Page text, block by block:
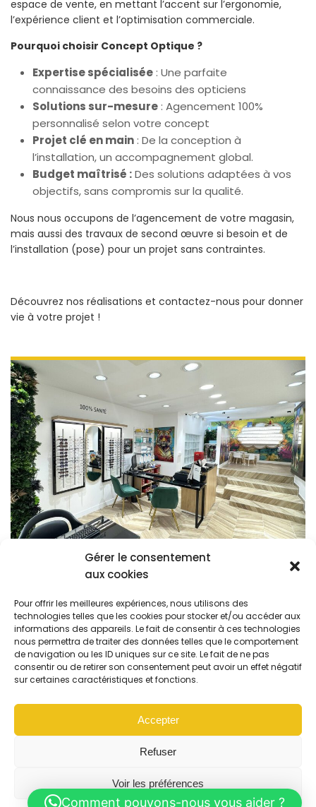
Gérer le consentement
aux cookies
Pour offrir les meilleures expériences, nous utilisons des
technologies telles que les cookies pour stocker et/ou accéder aux
informations des appareils. Le fait de consentir à ces technologies
nous permettra de traiter des données telles que le comportement
de navigation ou les ID uniques sur ce site. Le fait de ne pas
consentir ou de retirer son consentement peut avoir un effet négatif
sur certaines caractéristiques et fonctions.
Accepter
Refuser
Voir les préférences
espace de vente, en mettant l’accent sur l’ergonomie,
l’expérience client et l’optimisation commerciale.
Pourquoi choisir Concept Optique ?
Expertise spécialisée: Une parfaite
connaissance des besoins des opticiens
Solutions sur-mesure: Agencement 100%
personnalisé selon votre concept
Projet clé en main: De la conception à
l’installation, un accompagnement global.
Budget maîtrisé :Des solutions adaptées à vos
objectifs, sans compromis sur la qualité.
Nous nous occupons de l’agencement de votre magasin,
mais aussi des travaux de second œuvre si besoin et de
l’installation (pose) pour un projet sans contraintes.
Découvrez nos réalisations et contactez-nous pour donner
vie à votre projet !
Ouverture
Vous ouvrez un magasin d’optique ? Concept
Optique vous accompagne dans toutes les étapes.
Comment pouvons-nous vous aider ?